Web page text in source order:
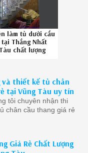
làm tủ dưới cầu
Thắng Nhất
chất lượng
và thiết kế tủ chân
tại Vũng Tàu uy tín
tôi chuyên nhận thi
chân cầu thang giá rẻ
Giá Rẻ Chất Lượng